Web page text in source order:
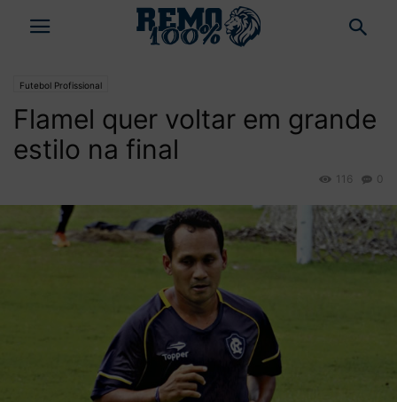
Futebol Profissional
Flamel quer voltar em grande
estilo na final
0
116